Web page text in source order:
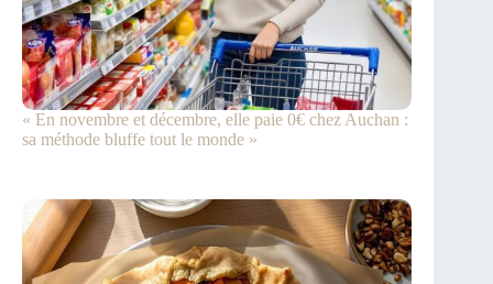
« En novembre et décembre, elle paie 0€ chez Auchan :
sa méthode bluffe tout le monde »